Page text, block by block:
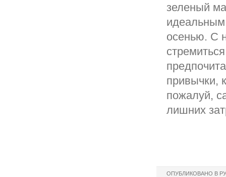
зеленый
осенью. С
привычки,
пожалуй,
лишних
ОПУБЛИКОВАНО В